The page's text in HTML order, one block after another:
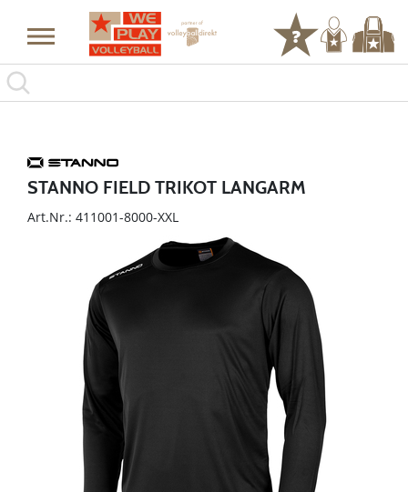
STANNO FIELD TRIKOT LANGARM
Art.Nr.: 411001-8000-XXL